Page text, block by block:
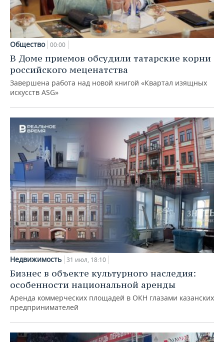
Общество 00:00
В Доме приемов обсудили татарские корни
российского меценатства
Завершена работа над новой книгой «Квартал изящных
искусств ASG»
Недвижимость 31 июл, 18:10
Бизнес в объекте культурного наследия:
особенности национальной аренды
Аренда коммерческих площадей в ОКН глазами казанских
предпринимателей